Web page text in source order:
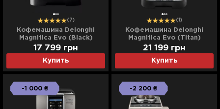
(7)
Кофемашина Delonghi
Magnifica Evo (Black)
Купить
17 799 грн
(1)
Кофемашина Delonghi
Magnifica Evo (Titan)
Купить
21 199 грн
-1 000 ₴ -2 200 ₴